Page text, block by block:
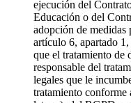
ejecución del
Educación o del
adopción de medidas
artículo 6, apartado
que el tratamiento de
responsable del
legales que le
tratamiento conforme